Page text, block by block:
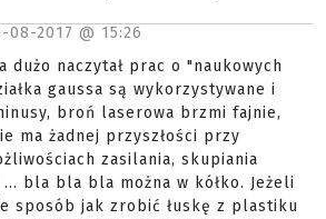
08-2017 @ 15:26
dużo naczytał prac o "naukowych
gaussa są wykorzystywane i
broń laserowa brzmi fajnie,
ma żadnej przyszłości przy
zasilania, skupiania
bla bla bla można w kółko. Jeżeli
sposób jak zrobić łuskę z plastiku